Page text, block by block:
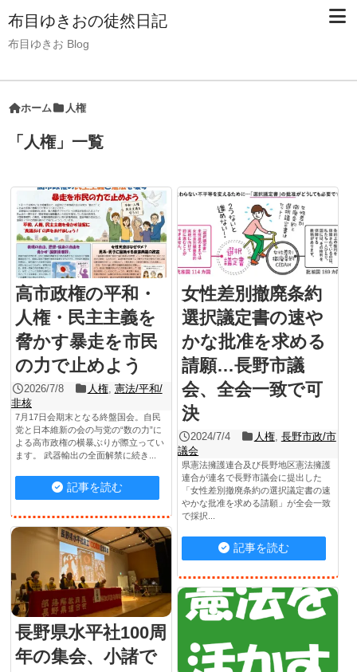
布目ゆきおの徒然日記
布目ゆきお Blog
ホーム 人権
「 人権」 一覧
高市政権の平和・
人権・民主主義を
脅かす暴走を市民
の力で止めよう
2026/7/8 人権, 憲法/平和/
非核
7月17日会期末となる終盤国会。自民
党と日本維新の会の与党の“数の力”に
よる高市政権の横暴ぶりが際立ってい
ます。 武器輸出の全面解禁に続き...
記事を読む
女性差別撤廃条約
選択議定書の速や
かな批准を求める
請願…長野市議
会、全会一致で可
決
2024/7/4 人権, 長野市政/市
議会
県憲法擁護連合及び長野地区憲法擁護
連合が連名で長野市議会に提出した
「女性差別撤廃条約の選択議定書の速
やかな批准を求める請願」が全会一致
で採択...
記事を読む
長野県水平社100周
年の集会、小諸で